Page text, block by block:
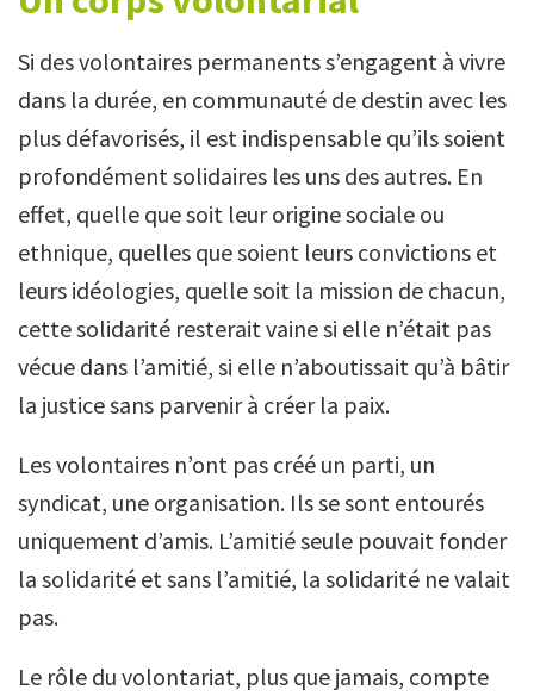
Si des volontaires permanents s’engagent à vivre
dans la durée, en communauté de destin avec les
plus défavorisés, il est indispensable qu’ils soient
profondément solidaires les uns des autres. En
effet, quelle que soit leur origine sociale ou
ethnique, quelles que soient leurs convictions et
leurs idéologies, quelle soit la mission de chacun,
cette solidarité resterait vaine si elle n’était pas
vécue dans l’amitié, si elle n’aboutissait qu’à bâtir
la justice sans parvenir à créer la paix.
Les volontaires n’ont pas créé un parti, un
syndicat, une organisation. Ils se sont entourés
uniquement d’amis. L’amitié seule pouvait fonder
la solidarité et sans l’amitié, la solidarité ne valait
pas.
Le rôle du volontariat, plus que jamais, compte